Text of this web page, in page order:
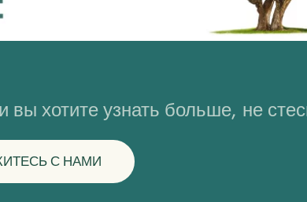
хотите узнать больше, не
С НАМИ